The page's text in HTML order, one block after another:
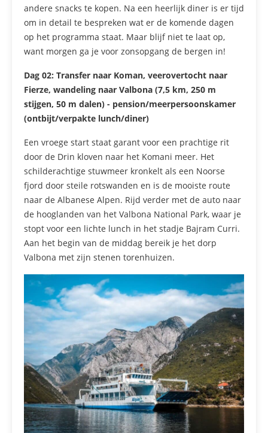
andere snacks te kopen. Na een heerlijk diner is er tijd
om in detail te bespreken wat er de komende dagen
op het programma staat. Maar blijf niet te laat op,
want morgen ga je voor zonsopgang de bergen in!
Dag 02: Transfer naar Koman, veerovertocht naar
Fierze, wandeling naar Valbona (7,5 km, 250 m
stijgen, 50 m dalen) - pension/meerpersoonskamer
(ontbijt/verpakte lunch/diner)
Een vroege start staat garant voor een prachtige rit
door de Drin kloven naar het Komani meer. Het
schilderachtige stuwmeer kronkelt als een Noorse
fjord door steile rotswanden en is de mooiste route
naar de Albanese Alpen. Rijd verder met de auto naar
de hooglanden van het Valbona National Park, waar je
stopt voor een lichte lunch in het stadje Bajram Curri.
Aan het begin van de middag bereik je het dorp
Valbona met zijn stenen torenhuizen.